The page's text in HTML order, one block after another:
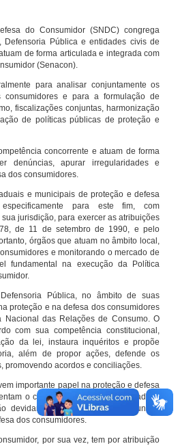
do Consumidor (SNDC) congrega
Defensoria Pública e entidades civis de
de forma articulada e integrada com
(Senacon).
para analisar conjuntamente os
consumidores e para a formulação de
fiscalizações conjuntas, harmonização
de políticas públicas de proteção e
concorrente e atuam de forma
denúncias, apurar irregularidades e
dos consumidores.
e municipais de proteção e defesa
para este fim, com
jurisdição, para exercer as atribuições
de 11 de setembro de 1990, e pelo
órgãos que atuam no âmbito local,
e monitorando o mercado de
fundamental na execução da Política
Pública, no âmbito de suas
proteção e na defesa dos consumidores
Nacional das Relações de Consumo. O
com sua competência constitucional,
da lei, instaura inquéritos e propõe
além de propor ações, defende os
promovendo acordos e conciliações.
importante papel na proteção e defesa
o conjunto organizado de cidadãos
devidamente registrada e com função
dos consumidores.
por sua vez, tem por atribuição